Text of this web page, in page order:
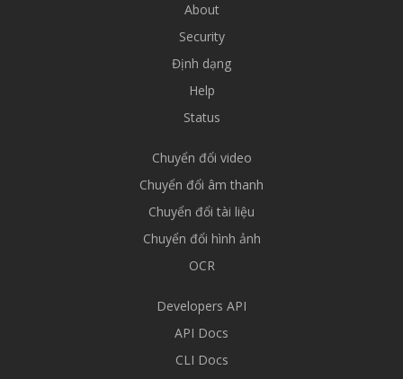
About
Security
Định dạng
Help
Status
Chuyển đổi video
Chuyển đổi âm thanh
Chuyển đổi tài liệu
Chuyển đổi hình ảnh
OCR
Developers API
API Docs
CLI Docs